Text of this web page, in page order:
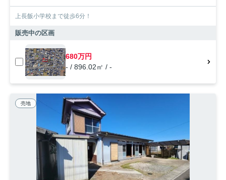
上長飯小学校まで徒歩6分！
販売中の区画
680万円
- / 896.02㎡ / -
売地